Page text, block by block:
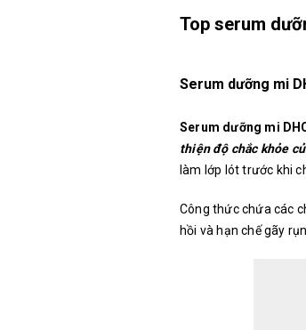
Top serum
Serum dưỡng mi
Serum dưỡng mi
thiện độ chắc khỏe
làm lớp lót trước khi
Công thức chứa các
hồi và hạn chế gãy